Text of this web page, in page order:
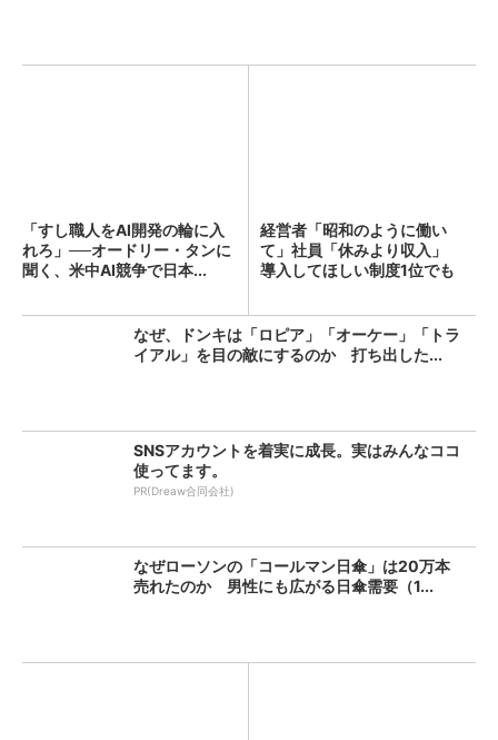
「すし職人をAI開発の輪に入
れろ」──オードリー・タンに
聞く、米中AI競争で日本...
経営者「昭和のように働い
て」社員「休みより収入」
導入してほしい制度1位でも
なぜ、ドンキは「ロピア」「オーケー」「トラ
イアル」を目の敵にするのか 打ち出した...
SNSアカウントを着実に成長。実はみんなココ
使ってます。
PR(Dreaw合同会社)
なぜローソンの「コールマン日傘」は20万本
売れたのか 男性にも広がる日傘需要（1...